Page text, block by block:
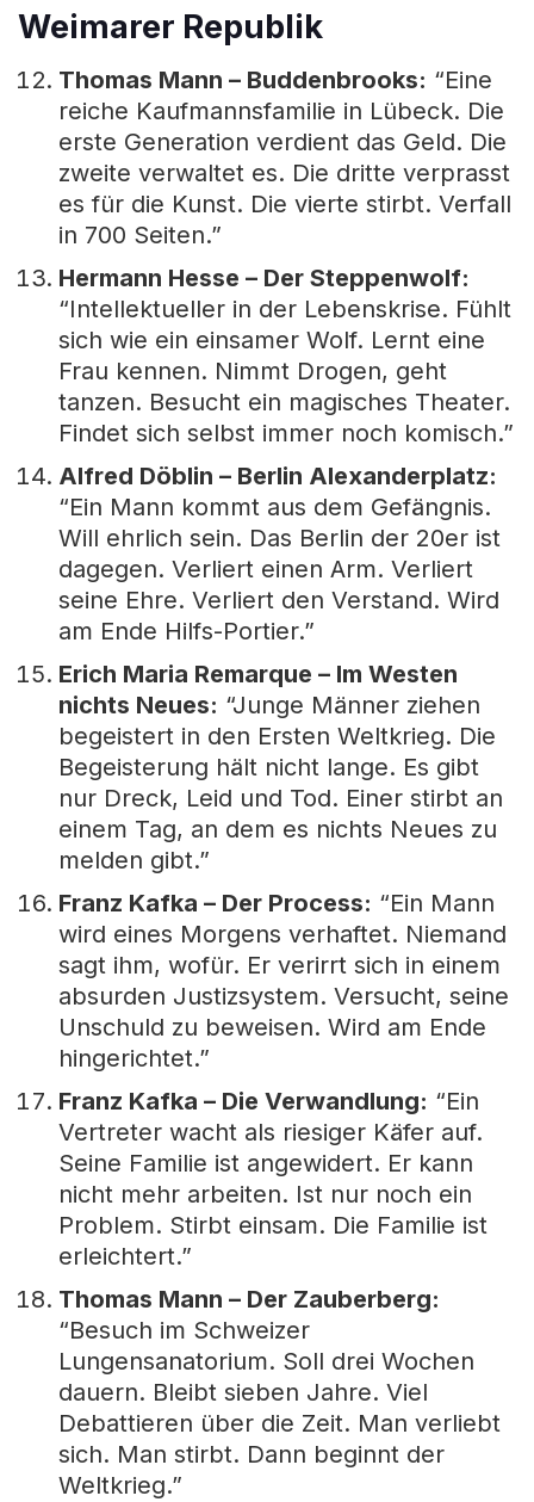
Weimarer Republik
Thomas Mann – Buddenbrooks: “Eine
reiche Kaufmannsfamilie in Lübeck. Die
erste Generation verdient das Geld. Die
zweite verwaltet es. Die dritte verprasst
es für die Kunst. Die vierte stirbt. Verfall
in 700 Seiten.”
Hermann Hesse – Der Steppenwolf:
“Intellektueller in der Lebenskrise. Fühlt
sich wie ein einsamer Wolf. Lernt eine
Frau kennen. Nimmt Drogen, geht
tanzen. Besucht ein magisches Theater.
Findet sich selbst immer noch komisch.”
Alfred Döblin – Berlin Alexanderplatz:
“Ein Mann kommt aus dem Gefängnis.
Will ehrlich sein. Das Berlin der 20er ist
dagegen. Verliert einen Arm. Verliert
seine Ehre. Verliert den Verstand. Wird
am Ende Hilfs-Portier.”
Erich Maria Remarque – Im Westen
nichts Neues: “Junge Männer ziehen
begeistert in den Ersten Weltkrieg. Die
Begeisterung hält nicht lange. Es gibt
nur Dreck, Leid und Tod. Einer stirbt an
einem Tag, an dem es nichts Neues zu
melden gibt.”
Franz Kafka – Der Process: “Ein Mann
wird eines Morgens verhaftet. Niemand
sagt ihm, wofür. Er verirrt sich in einem
absurden Justizsystem. Versucht, seine
Unschuld zu beweisen. Wird am Ende
hingerichtet.”
Franz Kafka – Die Verwandlung: “Ein
Vertreter wacht als riesiger Käfer auf.
Seine Familie ist angewidert. Er kann
nicht mehr arbeiten. Ist nur noch ein
Problem. Stirbt einsam. Die Familie ist
erleichtert.”
Thomas Mann – Der Zauberberg:
“Besuch im Schweizer
Lungensanatorium. Soll drei Wochen
dauern. Bleibt sieben Jahre. Viel
Debattieren über die Zeit. Man verliebt
sich. Man stirbt. Dann beginnt der
Weltkrieg.”